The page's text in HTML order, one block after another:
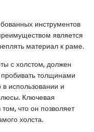
инструментов
является
материал к раме.
с холстом, должен
толщинами
использовании и
Ключевая
что он позволяет
холста.